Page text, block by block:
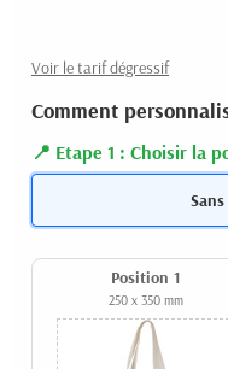
Voir le tarif dégressif
Comment
Etape 1 : Choisir la
Position 1
250 x 350 mm